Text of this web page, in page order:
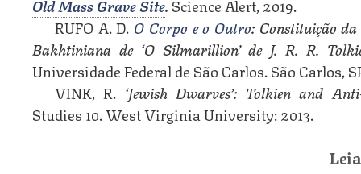
Old Mass Grave Site. Science Alert, 2019.
RUFO A. D. O Corpo e o Outro: Constituição
Bakhtiniana de ‘O Silmarillion’ de J. R. R.
Universidade Federal de São Carlos. São Carlos,
VINK, R. ‘Jewish Dwarves’: Tolkien and
Studies 10. West Virginia University: 2013.